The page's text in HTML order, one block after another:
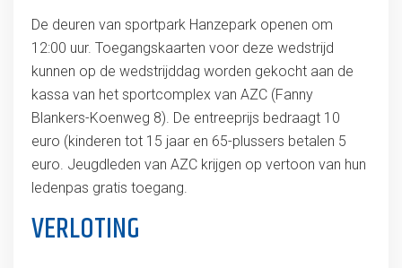
De deuren van sportpark Hanzepark openen om
12:00 uur. Toegangskaarten voor deze wedstrijd
kunnen op de wedstrijddag worden gekocht aan de
kassa van het sportcomplex van AZC (Fanny
Blankers-Koenweg 8). De entreeprijs bedraagt 10
euro (kinderen tot 15 jaar en 65-plussers betalen 5
euro. Jeugdleden van AZC krijgen op vertoon van hun
ledenpas gratis toegang.
VERLOTING